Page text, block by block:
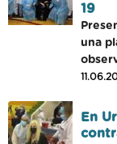
19
una
En